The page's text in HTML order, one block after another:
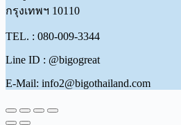
กรุงเทพฯ 10110
TEL. : 080-009-3344
Line ID : @bigogreat
E-Mail: info2@bigothailand.com